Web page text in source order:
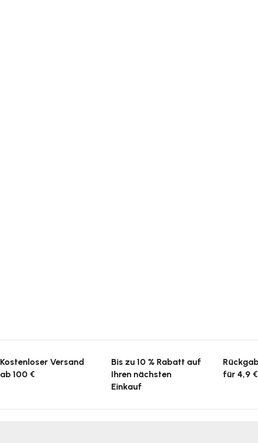
Kostenloser Versand
ab 100 €
Bis zu 10 % Rabatt auf
Ihren nächsten
Einkauf
für 4,9 €